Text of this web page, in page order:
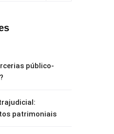
público-
patrimoniais